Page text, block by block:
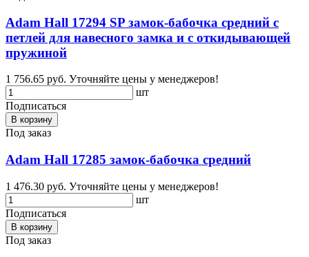
Adam Hall 17294 SP замок-бабочка средний с
петлей для навесного замка и с откидывающей
пружиной
1 756.65 руб. Уточняйте цены у менеджеров!
шт
Подписаться
В корзину
Под заказ
Adam Hall 17285 замок-бабочка средний
1 476.30 руб. Уточняйте цены у менеджеров!
шт
Подписаться
В корзину
Под заказ